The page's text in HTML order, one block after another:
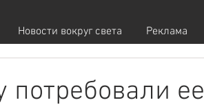
Новости вокруг света Реклама
ее